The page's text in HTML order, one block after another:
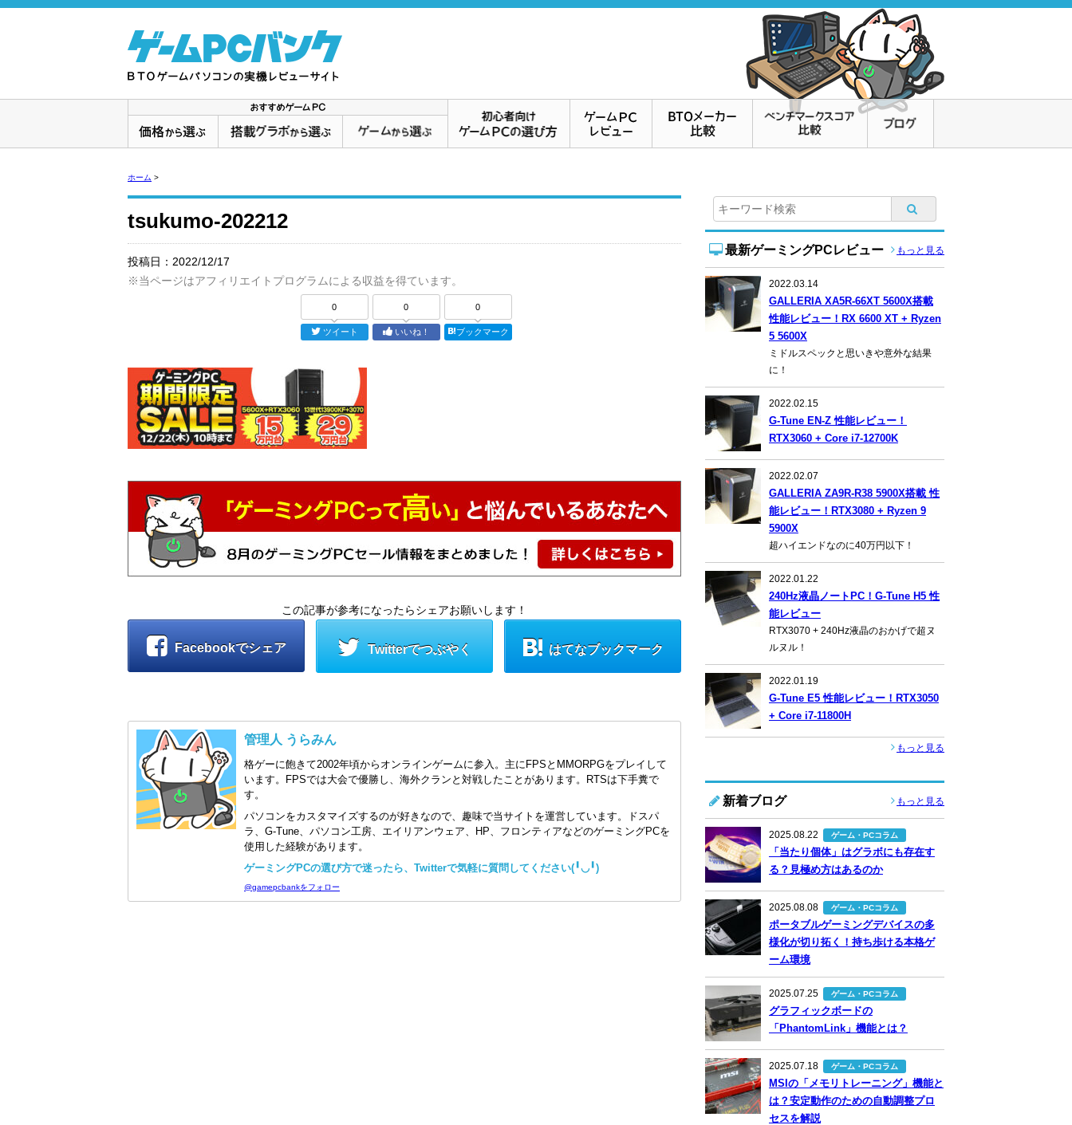
ホーム >
tsukumo-202212
投稿日： 2022/12/17
※当ページはアフィリエイトプログラムによる収益を得ています。
0
ツイート
0
いいね！
0
ブックマーク
この記事が参考になったらシェアお願いします！
Facebookでシェア Twitterでつぶやく はてなブックマーク
管理人 うらみん
格ゲーに飽きて2002年頃からオンラインゲームに参入。主にFPSとMMORPGをプレイして
います。FPSでは大会で優勝し、海外クランと対戦したことがあります。RTSは下手糞で
す。
パソコンをカスタマイズするのが好きなので、趣味で当サイトを運営しています。ドスパ
ラ、G-Tune、パソコン工房、エイリアンウェア、HP、フロンティアなどのゲーミングPCを
使用した経験があります。
ゲーミングPCの選び方で迷ったら、Twitterで気軽に質問してください(╹◡╹)
@gamepcbankをフォロー
最新ゲーミングPCレビュー もっと見る
2022.03.14
GALLERIA XA5R-66XT 5600X搭載
性能レビュー！RX 6600 XT + Ryzen
5 5600X
ミドルスペックと思いきや意外な結果
に！
2022.02.15
G-Tune EN-Z 性能レビュー！
RTX3060 + Core i7-12700K
2022.02.07
GALLERIA ZA9R-R38 5900X搭載 性
能レビュー！RTX3080 + Ryzen 9
5900X
超ハイエンドなのに40万円以下！
2022.01.22
240Hz液晶ノートPC！G-Tune H5 性
能レビュー
RTX3070 + 240Hz液晶のおかげで超ヌ
ルヌル！
2022.01.19
G-Tune E5 性能レビュー！RTX3050
+ Core i7-11800H
もっと見る
新着ブログ もっと見る
2025.08.22 ゲーム・PCコラム
「当たり個体」はグラボにも存在す
る？見極め方はあるのか
2025.08.08 ゲーム・PCコラム
ポータブルゲーミングデバイスの多
様化が切り拓く！持ち歩ける本格ゲ
ーム環境
2025.07.25 ゲーム・PCコラム
グラフィックボードの
「PhantomLink」機能とは？
2025.07.18 ゲーム・PCコラム
MSIの「メモリトレーニング」機能と
は？安定動作のための自動調整プロ
セスを解説